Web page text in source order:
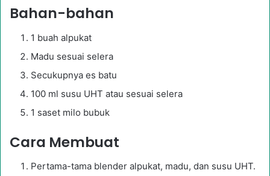
Bahan-bahan
1 buah alpukat
Madu sesuai selera
Secukupnya es batu
100 ml susu UHT atau sesuai selera
1 saset milo bubuk
Cara Membuat
Pertama-tama blender alpukat, madu, dan susu UHT.